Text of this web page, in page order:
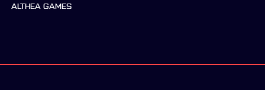
ALTHEA GAMES